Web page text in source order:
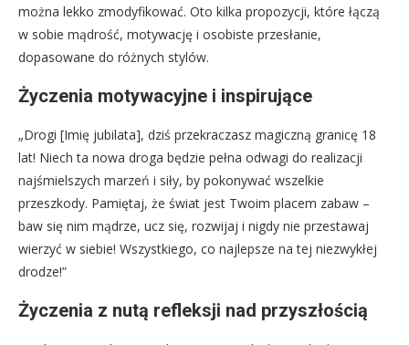
można lekko zmodyfikować. Oto kilka propozycji, które łączą
w sobie mądrość, motywację i osobiste przesłanie,
dopasowane do różnych stylów.
Życzenia motywacyjne i inspirujące
„Drogi [Imię jubilata], dziś przekraczasz magiczną granicę 18
lat! Niech ta nowa droga będzie pełna odwagi do realizacji
najśmielszych marzeń i siły, by pokonywać wszelkie
przeszkody. Pamiętaj, że świat jest Twoim placem zabaw –
baw się nim mądrze, ucz się, rozwijaj i nigdy nie przestawaj
wierzyć w siebie! Wszystkiego, co najlepsze na tej niezwykłej
drodze!”
Życzenia z nutą refleksji nad przyszłością